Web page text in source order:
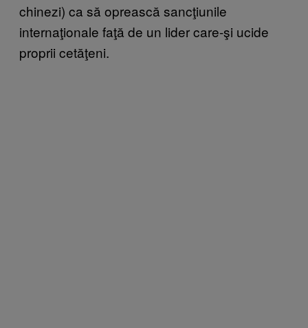
chinezi) ca să oprească sancţiunile
internaţionale faţă de un lider care-şi ucide
proprii cetăţeni.